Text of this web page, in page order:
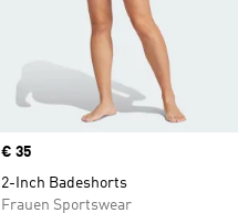
Price
€ 35
2-Inch Badeshorts
Frauen Sportswear